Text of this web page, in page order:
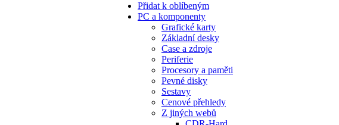
Přidat k oblíbeným
PC a komponenty
Grafické karty
Základní desky
Case a zdroje
Periferie
Procesory a paměti
Pevné disky
Sestavy
Cenové přehledy
Z jiných webů